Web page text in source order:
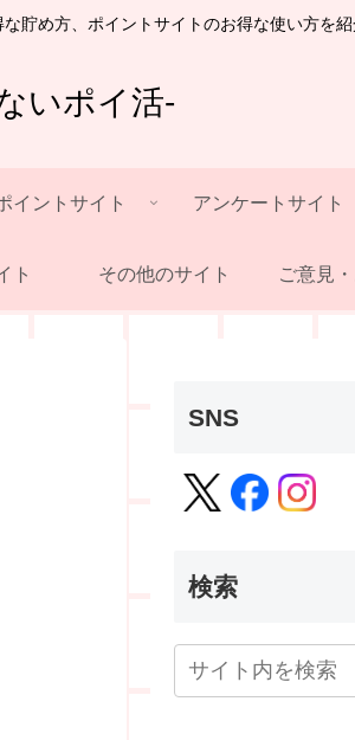
貯め方、ポイントサイトのお得な使い方を
いポイ活-
イントサイト アンケートサイト
ト その他のサイト ご意見
SNS
検索